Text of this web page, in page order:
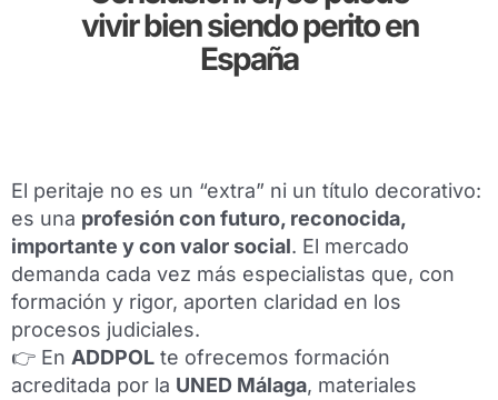
vivir bien siendo perito en
España
El peritaje no es un “extra” ni un título decorativo:
es una profesión con futuro, reconocida,
importante y con valor social. El mercado
demanda cada vez más especialistas que, con
formación y rigor, aporten claridad en los
procesos judiciales.
👉 En ADDPOL te ofrecemos formación
acreditada por la UNED Málaga, materiales